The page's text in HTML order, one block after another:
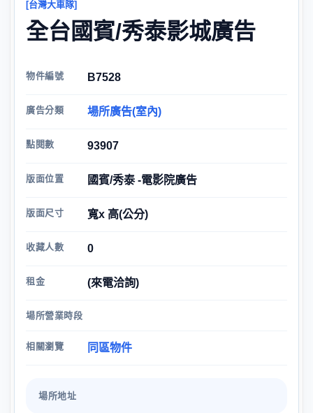
[台灣大車隊]
全台國賓/秀泰影城廣告
物件編號 B7528
廣告分類 場所廣告(室內)
點閱數 93907
版面位置 國賓/秀泰 -電影院廣告
版面尺寸 寬x 高(公分)
收藏人數 0
租金 (來電洽詢)
場所營業時段
相關瀏覽 同區物件
場所地址